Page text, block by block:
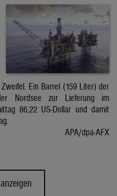
Ein Barrel (159 Liter) der
Nordsee zur Lieferung im
86,22 US-Dollar und damit
APA/dpa-AFX